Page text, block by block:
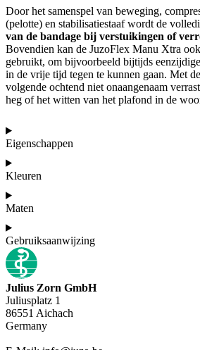
Door het samenspel van beweging,
(pelotte) en stabilisatiestaaf wordt de
van de bandage bij verstuikingen of
Bovendien kan de JuzoFlex Manu Xtra
gebruikt, om bijvoorbeeld bijtijds
in de vrije tijd tegen te kunnen gaan. Met
volgende ochtend niet onaangenaam
heg of het witten van het plafond in de
Eigenschappen
Kleuren
Maten
Gebruiksaanwijzing
Julius Zorn GmbH
Juliusplatz 1
86551 Aichach
Germany